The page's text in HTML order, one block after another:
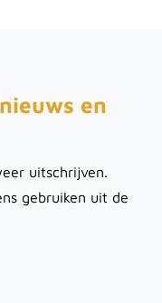
en
uitschrijven.
gebruiken uit de